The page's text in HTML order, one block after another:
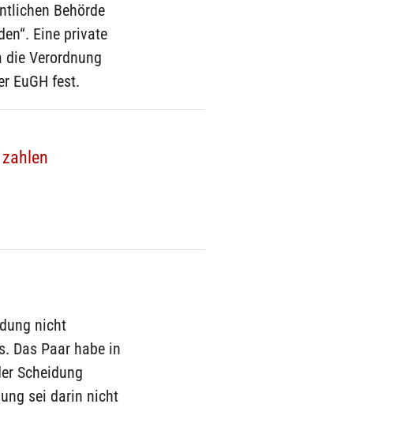
Behörde
Eine private
die Verordnung
EuGH fest.
nicht
Das Paar habe in
Scheidung
sei darin nicht